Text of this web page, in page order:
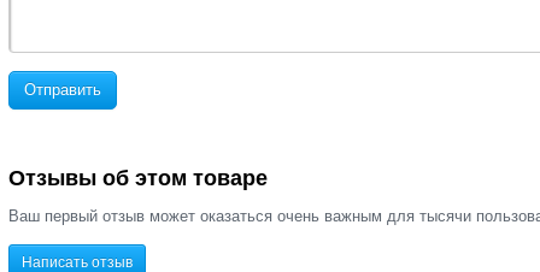
Отправить
Отзывы об этом товаре
Ваш первый отзыв может оказаться очень важным для тысячи
Написать отзыв